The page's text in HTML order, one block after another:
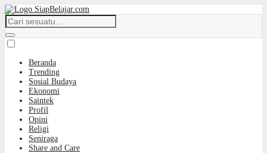
Beranda
Trending
Sosial Budaya
Ekonomi
Saintek
Profil
Opini
Religi
Seniraga
Share and Care